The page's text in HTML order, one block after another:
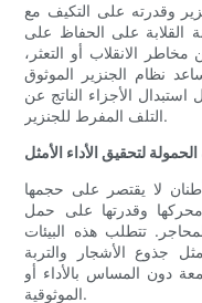
وقدرته على التكيف مع
القلابة على الحفاظ على
الانقلاب أو التعثر،
نظام الجنزير الموثوق
الأجزاء الناتج عن
التلف المفرط للجنزير.
لتحقيق الأداء الأمثل
اختيار شاحنة قلابة مجنزرة سعة 5 أطنان لا يقتصر على حجمها
وقدرتها على حمل
تتطلب هذه البيئات
جذوع الأشجار والتربة
دون المساس بالأداء أو
الموثوقية.